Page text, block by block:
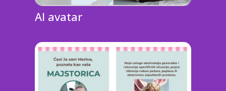
AI avatar